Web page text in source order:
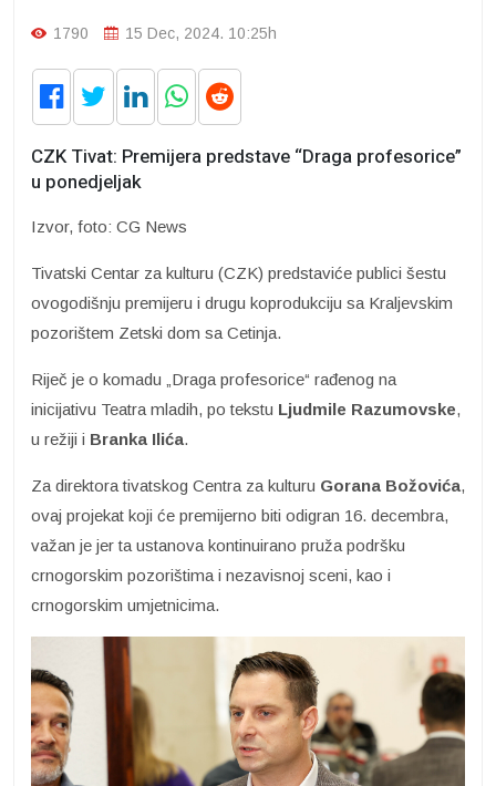
1790 15 Dec, 2024. 10:25h
CZK Tivat: Premijera predstave “Draga profesorice”
u ponedjeljak
Izvor, foto: CG News
Tivatski Centar za kulturu (CZK) predstaviće publici šestu
ovogodišnju premijeru i drugu koprodukciju sa Kraljevskim
pozorištem Zetski dom sa Cetinja.
Riječ je o komadu „Draga profesorice“ rađenog na
inicijativu Teatra mladih, po tekstu Ljudmile Razumovske,
u režiji i Branka Ilića.
Za direktora tivatskog Centra za kulturu Gorana Božovića,
ovaj projekat koji će premijerno biti odigran 16. decembra,
važan je jer ta ustanova kontinuirano pruža podršku
crnogorskim pozorištima i nezavisnoj sceni, kao i
crnogorskim umjetnicima.